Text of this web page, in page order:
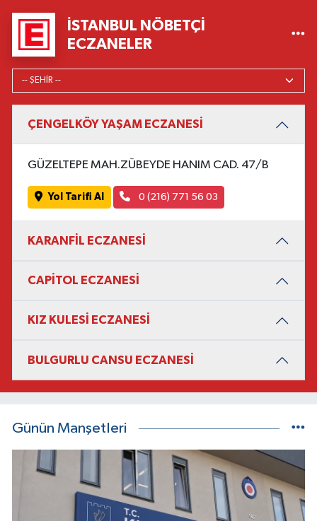
İSTANBUL NÖBETÇI
ECZANELER
ÇENGELKÖY YAŞAM ECZANESİ
GÜZELTEPE MAH.ZÜBEYDE HANIM CAD. 47/B
Yol Tarifi Al 0 (216) 771 56 03
KARANFİL ECZANESİ
CAPİTOL ECZANESİ
KIZ KULESİ ECZANESİ
BULGURLU CANSU ECZANESİ
Günün Manşetleri